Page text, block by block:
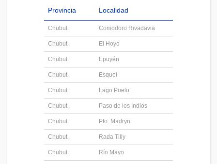
Provincia Localidad
Chubut Comodoro Rivadavia
Chubut El Hoyo
Chubut Epuyén
Chubut Esquel
Chubut Lago Puelo
Chubut Paso de los Indios
Chubut Pto. Madryn
Chubut Rada Tilly
Chubut Río Mayo